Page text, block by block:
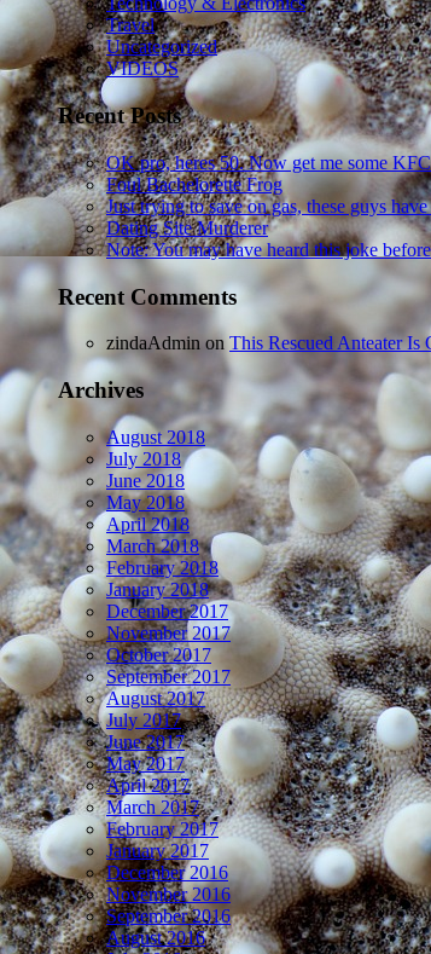
Travel
Uncategorized
VIDEOS
Recent Posts
OK pro, heres 50. Now get me some
Foul Bachelorette Frog
Just trying to save on gas, these guys
Dating Site Murderer
Note: You may have heard this joke
Recent Comments
zindaAdmin on This Rescued Anteater
Archives
August 2018
July 2018
June 2018
May 2018
April 2018
March 2018
February 2018
January 2018
December 2017
November 2017
October 2017
September 2017
August 2017
July 2017
June 2017
May 2017
April 2017
March 2017
February 2017
January 2017
December 2016
November 2016
September 2016
August 2016